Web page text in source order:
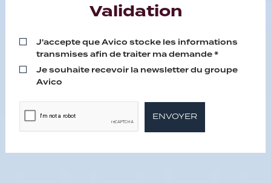
Validation
J'accepte que Avico stocke les informations
transmises afin de traiter ma demande *
Je souhaite recevoir la newsletter du groupe
Avico
ENVOYER